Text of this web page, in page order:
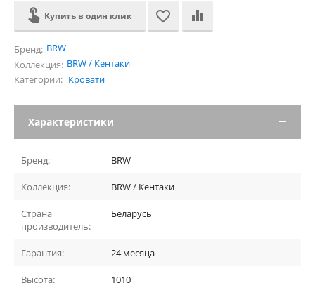
Купить в один клик
Бренд: BRW
Коллекция: BRW / Кентаки
Категории: Кровати
Характеристики
Бренд: BRW
Коллекция: BRW / Кентаки
Страна
производитель:
Беларусь
Гарантия: 24 месяца
Высота: 1010